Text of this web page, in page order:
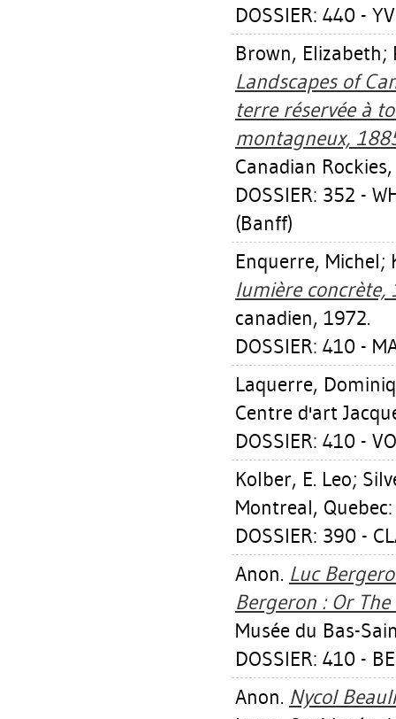
DOSSIER: 440 -
Brown, Elizabeth;
Landscapes of
terre réservée à
montagneux,
Canadian
DOSSIER: 352 -
(Banff)
Enquerre, Michel;
lumière concrète,
canadien, 1972.
DOSSIER: 410 -
Laquerre,
Centre d'art
DOSSIER: 410 -
Kolber, E. Leo;
Montreal,
DOSSIER: 390 -
Anon. Luc
Bergeron : Or
Musée du Bas-
DOSSIER: 410 -
Anon. Nycol